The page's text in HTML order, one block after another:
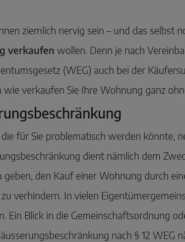
ziemlich nervig sein – und das selbst
verkaufen wollen. Denn je nach
(WEG) auch bei der
wie verkaufen Sie Ihre Wohnung ganz
die für Sie problematisch werden könnte,
dient nämlich dem
geben, den Kauf einer Wohnung durch
verhindern. In vielen
Ein Blick in die Gemeinschaftsordnung
nach § 12 WEG